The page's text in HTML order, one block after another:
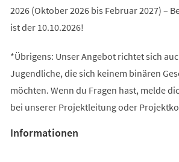
2026 (Oktober 2026 bis Februar 2027) –
ist der 10.10.2026!
*Übrigens: Unser Angebot richtet sich
Jugendliche, die sich keinem binären
möchten. Wenn du Fragen hast, melde
bei unserer Projektleitung oder
Informationen